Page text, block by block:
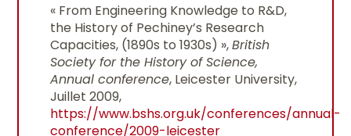
« From Engineering Knowledge to R&D,
the History of Pechiney’s Research
Capacities, (1890s to 1930s) »,British
Society for the History of Science,
Annual conference, Leicester University,
Juillet 2009,
https://www.bshs.org.uk/conferences/annual-
conference/2009-leicester